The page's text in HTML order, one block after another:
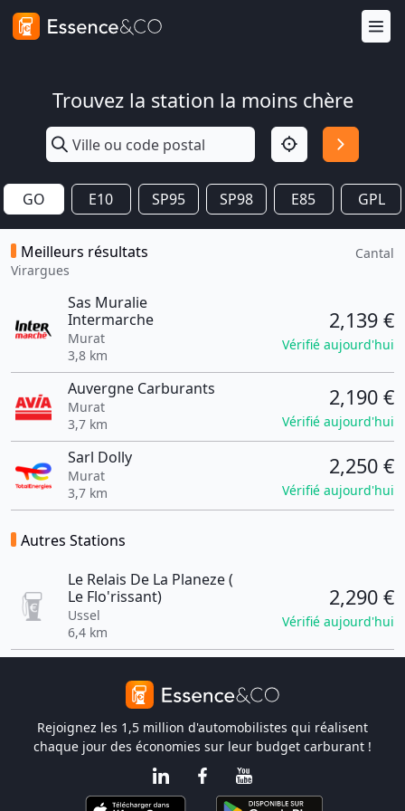
Trouvez la station la moins chère
GO E10 SP95 SP98 E85 GPL
Meilleurs résultats
Virargues
Cantal
Sas Muralie
Intermarche
Murat
3,8 km
2,139 €
Vérifié aujourd'hui
Auvergne Carburants
Murat
3,7 km
2,190 €
Vérifié aujourd'hui
Sarl Dolly
Murat
3,7 km
2,250 €
Vérifié aujourd'hui
Autres Stations
Le Relais De La Planeze (
Le Flo'rissant)
Ussel
6,4 km
2,290 €
Vérifié aujourd'hui
Rejoignez les 1,5 million d'automobilistes qui réalisent
chaque jour des économies sur leur budget carburant !